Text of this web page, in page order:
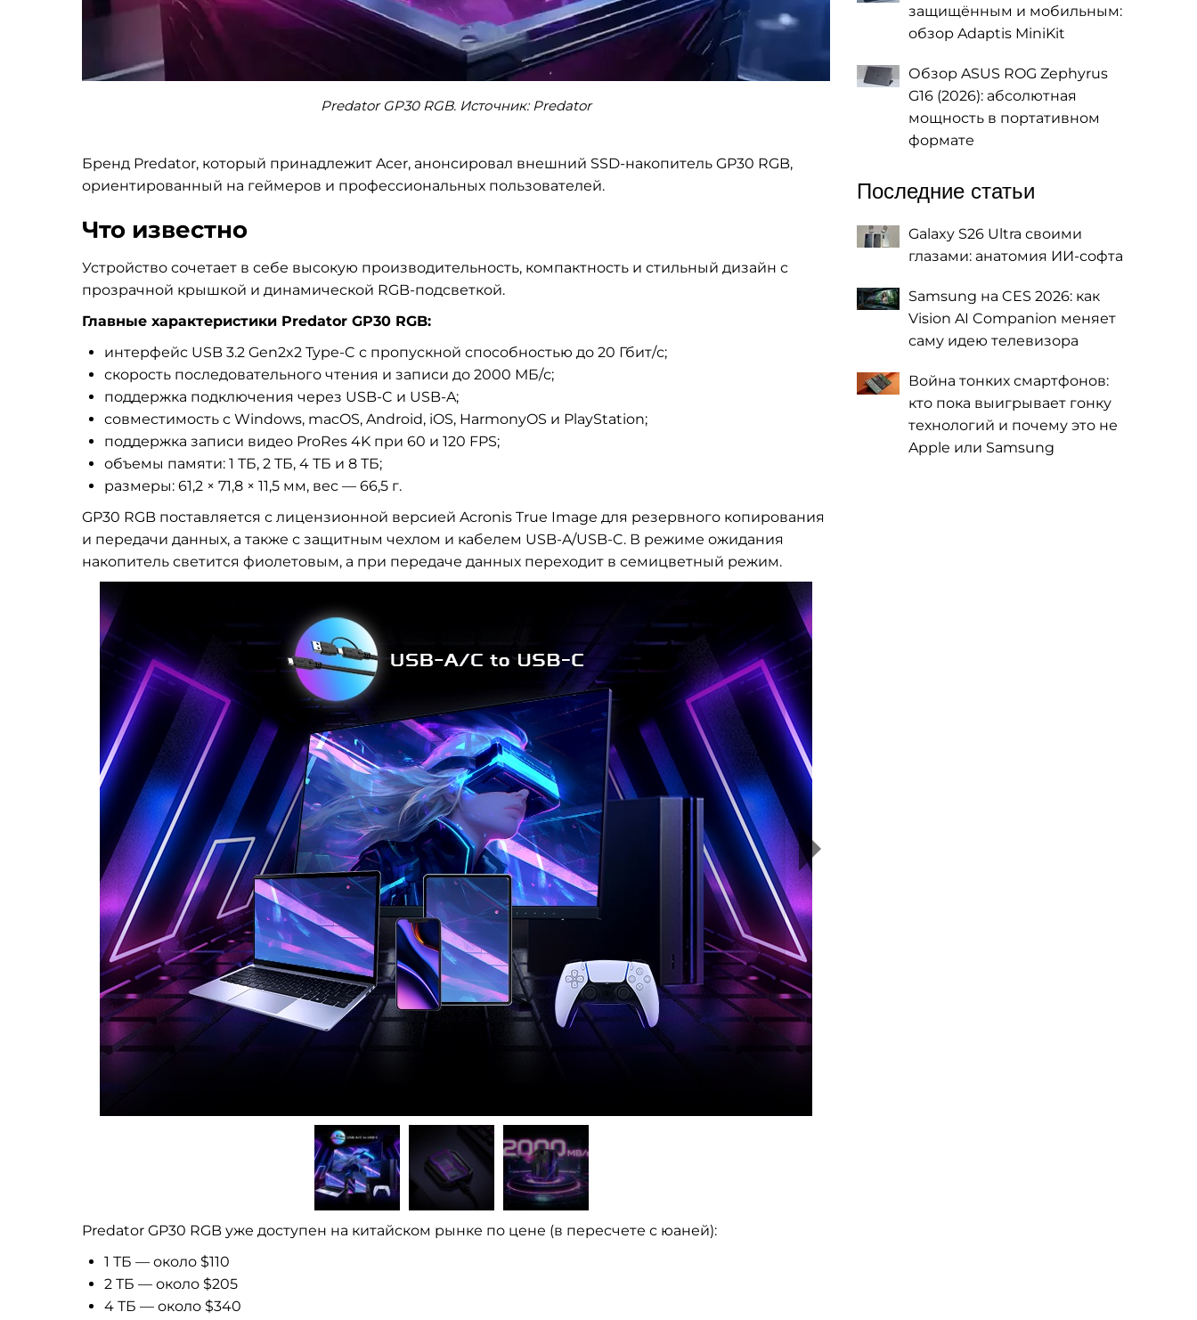
Predator GP30 RGB. Источник: Predator
Бренд Predator, который принадлежит Acer, анонсировал внешний SSD-накопитель GP30 RGB,
ориентированный на геймеров и профессиональных пользователей.
Что известно
Устройство сочетает в себе высокую производительность, компактность и стильный дизайн с
прозрачной крышкой и динамической RGB-подсветкой.
Главные характеристики Predator GP30 RGB:
интерфейс USB 3.2 Gen2x2 Type-C с пропускной способностью до 20 Гбит/с;
скорость последовательного чтения и записи до 2000 МБ/с;
поддержка подключения через USB-C и USB-A;
совместимость с Windows, macOS, Android, iOS, HarmonyOS и PlayStation;
поддержка записи видео ProRes 4K при 60 и 120 FPS;
объемы памяти: 1 ТБ, 2 ТБ, 4 ТБ и 8 ТБ;
размеры: 61,2 × 71,8 × 11,5 мм, вес — 66,5 г.
GP30 RGB поставляется с лицензионной версией Acronis True Image для резервного копирования
и передачи данных, а также с защитным чехлом и кабелем USB-A/USB-C. В режиме ожидания
накопитель светится фиолетовым, а при передаче данных переходит в семицветный режим.
Predator GP30 RGB уже доступен на китайском рынке по цене (в пересчете с юаней):
1 ТБ — около $110
2 ТБ — около $205
4 ТБ — около $340
защищённым и мобильным:
обзор Adaptis MiniKit
Обзор ASUS ROG Zephyrus
G16 (2026): абсолютная
мощность в портативном
формате
Последние статьи
Galaxy S26 Ultra своими
глазами: анатомия ИИ-софта
Samsung на CES 2026: как
Vision AI Companion меняет
саму идею телевизора
Война тонких смартфонов:
кто пока выигрывает гонку
технологий и почему это не
Apple или Samsung